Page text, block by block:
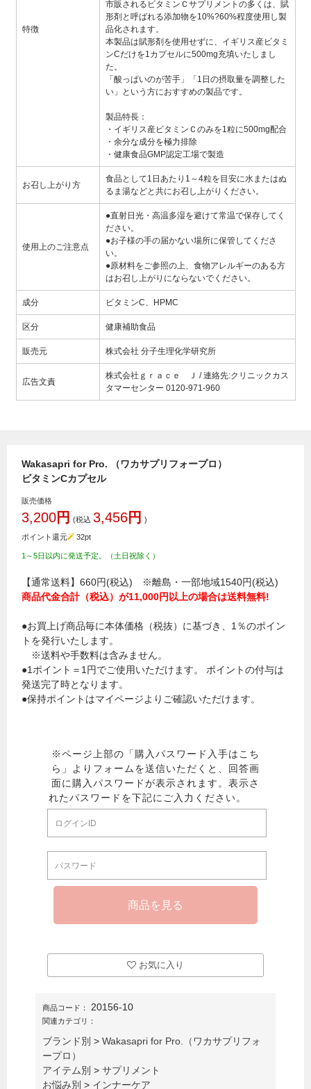
特徴
市販されるビタミンＣサプリメントの多くは、賦
形剤と呼ばれる添加物を10%?60%程度使用し製
品化されます。
本製品は賦形剤を使用せずに、イギリス産ビタミ
ンCだけを1カプセルに500mg充填いたしまし
た。
「酸っぱいのが苦手」「1日の摂取量を調整した
い」という方におすすめの製品です。
製品特長：
・イギリス産ビタミンＣのみを1粒に500mg配合
・余分な成分を極力排除
・健康食品GMP認定工場で製造
お召し上がり方
食品として1日あたり1～4粒を目安に水またはぬ
るま湯などと共にお召し上がりください。
使用上のご注意点
●直射日光・高温多湿を避けて常温で保存してく
ださい。
●お子様の手の届かない場所に保管してくださ
い。
●原材料をご参照の上、食物アレルギーのある方
はお召し上がりにならないでください。
成分 ビタミンC、HPMC
区分 健康補助食品
販売元 株式会社 分子生理化学研究所
広告文責
株式会社ｇｒａｃｅ Ｊ / 連絡先:クリニックカス
タマーセンター 0120-971-960
Wakasapri for Pro. （ワカサプリフォープロ）
ビタミンCカプセル
販売価格
3,200円 (税込3,456円 )
ポイント還元 32pt
1～5日以内に発送予定。（土日祝除く）
【通常送料】660円(税込) ※離島・一部地域1540円(税込)
商品代金合計（税込）が11,000円以上の場合は送料無料!
●お買上げ商品毎に本体価格（税抜）に基づき、1％のポイン
トを発行いたします。
※送料や手数料は含みません。
●1ポイント＝1円でご使用いただけます。 ポイントの付与は
発送完了時となります。
●保持ポイントはマイページよりご確認いただけます。
お気に入り
商品コード： 20156-10
関連カテゴリ：
ブランド別 >Wakasapri for Pro.（ワカサプリフォ
ープロ）
アイテム別 >サプリメント
お悩み別 > インナーケア